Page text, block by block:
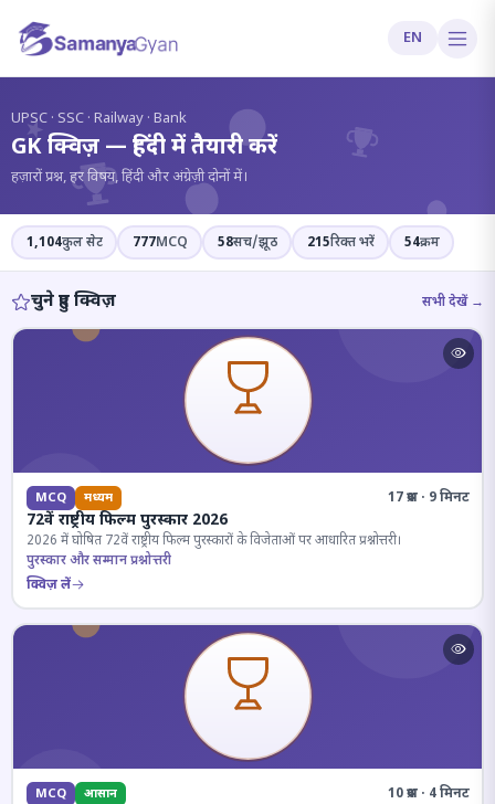
EN
?
UPSC · SSC · Railway · Bank
GK क्विज़ — हिंदी में तैयारी करें
हज़ारों प्रश्न, हर विषय, हिंदी और अंग्रेज़ी दोनों में।
1,104कुल सेट 777MCQ 58सच/झूठ 215रिक्त भरें 54क्रम
चुने हुए क्विज़ सभी देखें →
MCQ मध्यम 17 प्रश्न · 9 मिनट
72वें राष्ट्रीय फिल्म पुरस्कार 2026
2026 में घोषित 72वें राष्ट्रीय फिल्म पुरस्कारों के विजेताओं पर आधारित प्रश्नोत्तरी।
पुरस्कार और सम्मान प्रश्नोत्तरी
क्विज़ लें
MCQ आसान 10 प्रश्न · 4 मिनट